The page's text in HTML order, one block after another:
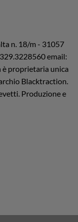
n. 18/m - 31057
email:
è proprietaria unica
Blacktraction.
Produzione e